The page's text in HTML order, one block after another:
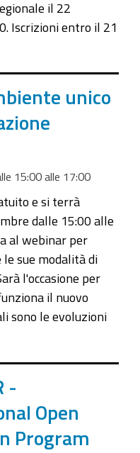
il 22
Iscrizioni entro il 21
unico
15:00alle 17:00
e si terrà
dalle 15:00 alle
al webinar per
le sue modalità di
l'occasione per
il nuovo
sono le evoluzioni
-
Open
Program